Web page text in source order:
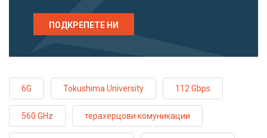
ПОДКРЕПЕТЕ НИ
6G Tokushima University 112 Gbps
560 GHz терахерцови комуникации